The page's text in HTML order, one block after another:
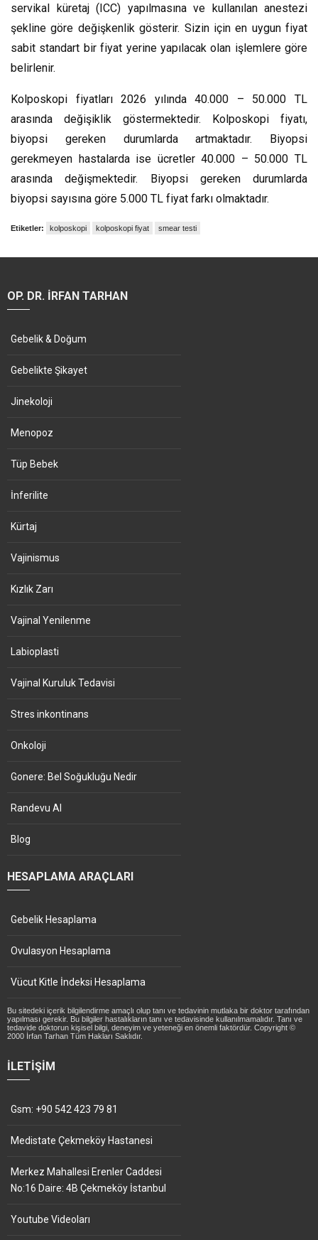
servikal küretaj (ICC) yapılmasına ve kullanılan anestezi
şekline göre değişkenlik gösterir. Sizin için en uygun fiyat
sabit standart bir fiyat yerine yapılacak olan işlemlere göre
belirlenir.
Kolposkopi fiyatları 2026 yılında 40.000 – 50.000 TL
arasında değişiklik göstermektedir. Kolposkopi fiyatı,
biyopsi gereken durumlarda artmaktadır. Biyopsi
gerekmeyen hastalarda ise ücretler 40.000 – 50.000 TL
arasında değişmektedir. Biyopsi gereken durumlarda
biyopsi sayısına göre 5.000 TL fiyat farkı olmaktadır.
Etiketler: kolposkopi kolposkopi fiyat smear testi
OP. DR. İRFAN TARHAN
Gebelik & Doğum
Gebelikte Şikayet
Jinekoloji
Menopoz
Tüp Bebek
İnferilite
Kürtaj
Vajinismus
Kızlık Zarı
Vajinal Yenilenme
Labioplasti
Vajinal Kuruluk Tedavisi
Stres inkontinans
Onkoloji
Gonere: Bel Soğukluğu Nedir
Randevu Al
Blog
HESAPLAMA ARAÇLARI
Gebelik Hesaplama
Ovulasyon Hesaplama
Vücut Kitle İndeksi Hesaplama
Bu sitedeki içerik bilgilendirme amaçlı olup tanı ve tedavinin mutlaka bir doktor tarafından
yapılması gerekir. Bu bilgiler hastalıkların tanı ve tedavisinde kullanılmamalıdır. Tanı ve
tedavide doktorun kişisel bilgi, deneyim ve yeteneği en önemli faktördür. Copyright ©
2000 İrfan Tarhan Tüm Hakları Saklıdır.
İLETIŞIM
Gsm: +90 542 423 79 81
Medistate Çekmeköy Hastanesi
Merkez Mahallesi Erenler Caddesi
No:16 Daire: 4B Çekmeköy İstanbul
Youtube Videoları